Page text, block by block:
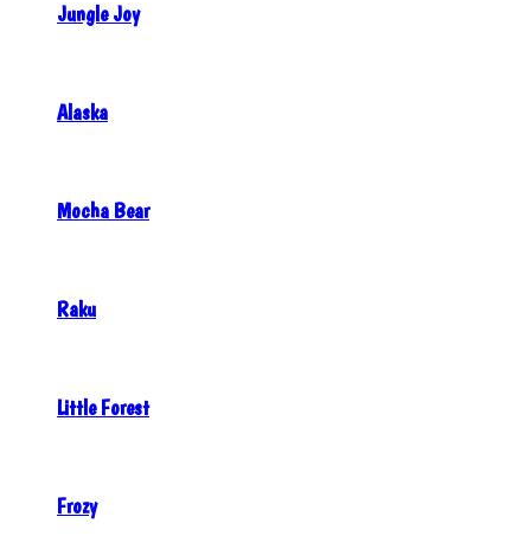
Jungle Joy
Alaska
Mocha Bear
Raku
Little Forest
Frozy